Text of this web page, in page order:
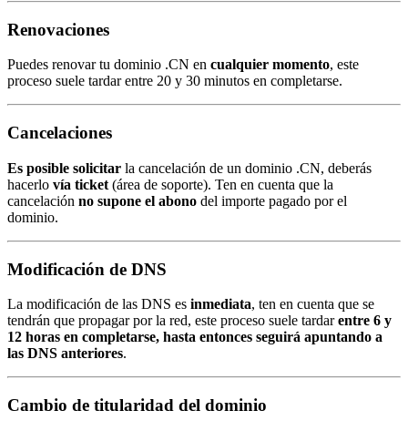
Renovaciones
Puedes renovar tu dominio .CN en cualquier momento, este
proceso suele tardar entre 20 y 30 minutos en completarse.
Cancelaciones
Es posible solicitar la cancelación de un dominio .CN, deberás
hacerlo vía ticket (área de soporte). Ten en cuenta que la
cancelación no supone el abono del importe pagado por el
dominio.
Modificación de DNS
La modificación de las DNS es inmediata, ten en cuenta que se
tendrán que propagar por la red, este proceso suele tardarentre 6 y
12 horas en completarse, hasta entonces seguirá apuntando a
las DNS anteriores.
Cambio de titularidad del dominio